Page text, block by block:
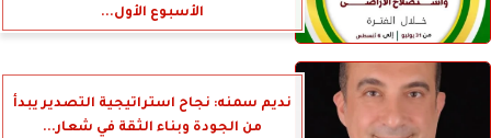
الأسبوع الأول...
نديم سمنه: نجاح استراتيجية التصدير يبدأ
من الجودة وبناء الثقة في شعار...